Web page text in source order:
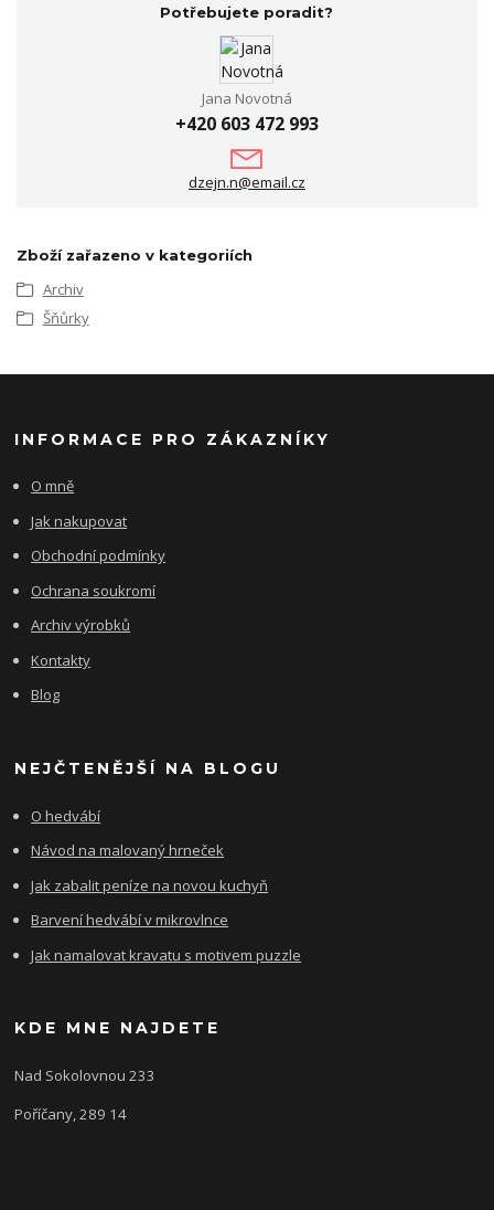
Potřebujete poradit?
Jana Novotná
+420 603 472 993
dzejn.n@email.cz
Zboží zařazeno v kategoriích
Archiv
Šňůrky
INFORMACE PRO ZÁKAZNÍKY
O mně
Jak nakupovat
Obchodní podmínky
Ochrana soukromí
Archiv výrobků
Kontakty
Blog
NEJČTENĚJŠÍ NA BLOGU
O hedvábí
Návod na malovaný hrneček
Jak zabalit peníze na novou kuchyň
Barvení hedvábí v mikrovlnce
Jak namalovat kravatu s motivem puzzle
KDE MNE NAJDETE
Nad Sokolovnou 233
Poříčany, 289 14